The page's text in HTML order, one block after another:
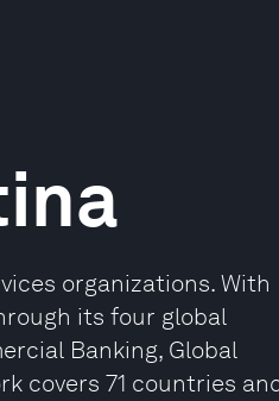
organizations. With
its four global
Banking, Global
covers 71 countries